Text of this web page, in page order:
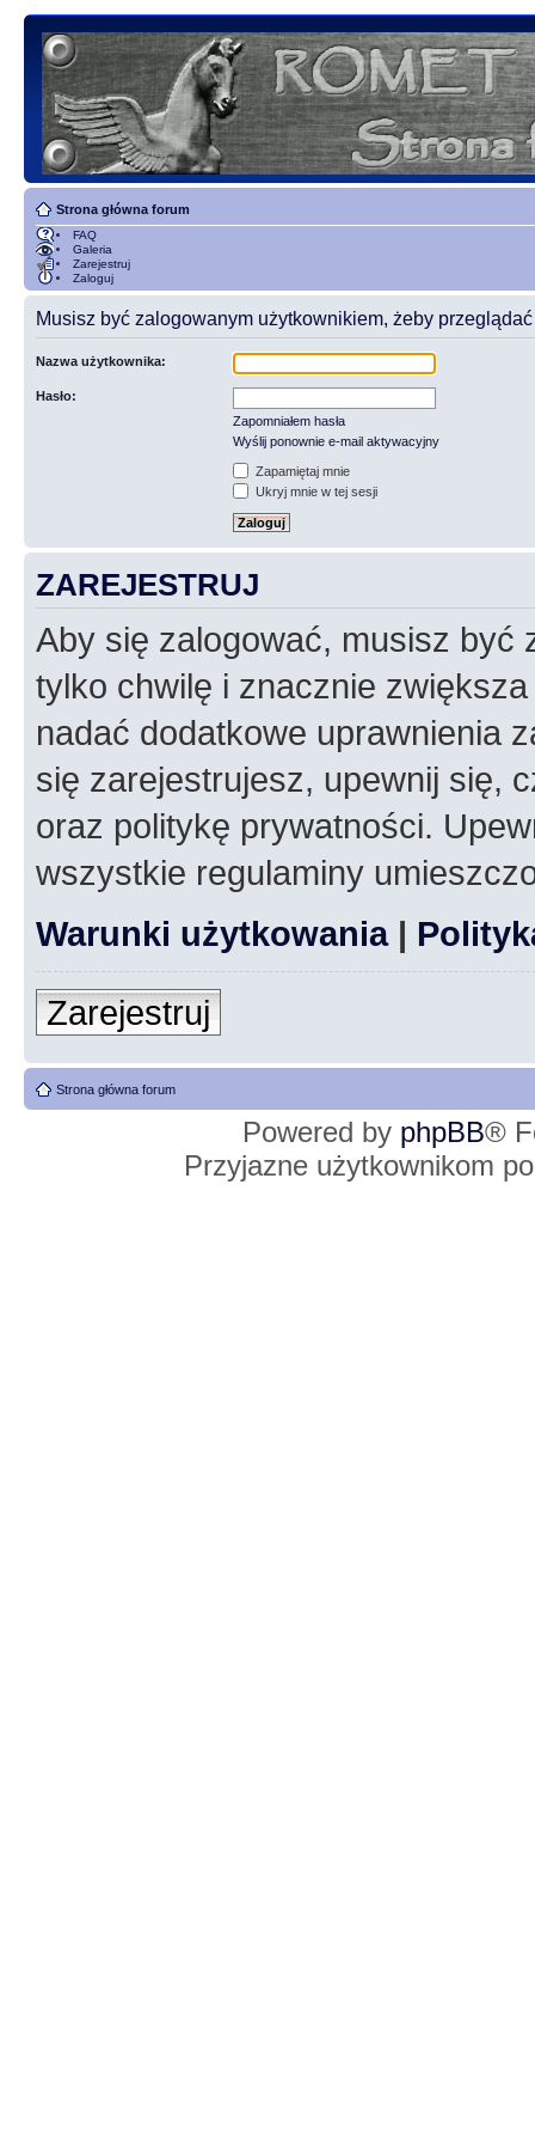
Strona główna forum
FAQ
Galeria
Zarejestruj
Zaloguj
Musisz być zalogowanym użytkownikiem, żeby przeglądać
Nazwa użytkownika:
Hasło:
Zapomniałem hasła
Wyślij ponownie e-mail aktywacyjny
Zapamiętaj mnie
Ukryj mnie w tej sesji
ZAREJESTRUJ
Aby się zalogować, musisz być
tylko chwilę i znacznie
nadać dodatkowe uprawnienia
się zarejestrujesz, upewnij się,
oraz politykę prywatności.
wszystkie regulaminy
Warunki użytkowania|
Zarejestruj
Strona główna forum
Powered by phpBB®
Przyjazne użytkownikom